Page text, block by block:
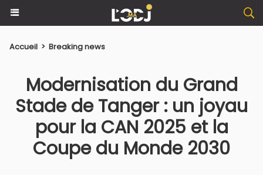
Accueil > Breaking news
Modernisation du Grand
Stade de Tanger : un joyau
pour la CAN 2025 et la
Coupe du Monde 2030